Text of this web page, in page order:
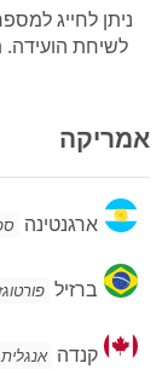
ניתן לחייג
לשיחת הועידה.
אמריקה
ארגנטינה
ברזיל
ברזיל
קנדה
קנדה אנגלית